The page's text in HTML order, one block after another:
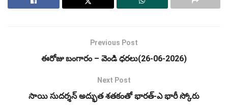
Previous Post
ఈరోజు బంగారం – వెండి ధరలు(26-06-2026)
Next Post
సాయి సుదర్శన్ అద్భుత శతకంతో భారత్-ఎ భారీ స్కోరు